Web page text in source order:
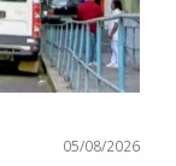
05/08/2026